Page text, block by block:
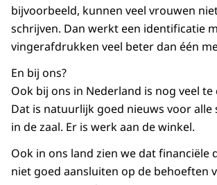
bijvoorbeeld, kunnen veel vrouwen
schrijven. Dan werkt een identificatie
vingerafdrukken veel beter dan één
En bij ons?
Ook bij ons in Nederland is nog veel te
Dat is natuurlijk goed nieuws voor
in de zaal. Er is werk aan de winkel.
Ook in ons land zien we dat financiële
niet goed aansluiten op de behoeften